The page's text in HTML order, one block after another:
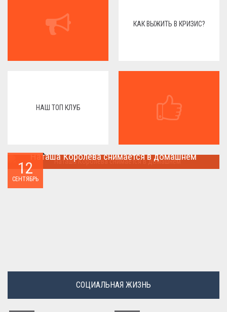
КАК ВЫЖИТЬ В КРИЗИС?
НАШ ТОП КЛУБ
12
СЕНТЯБРЬ
Наташа Королева снимается в домашнем
СОЦИАЛЬНАЯ ЖИЗНЬ